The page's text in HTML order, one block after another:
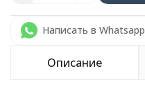
Написать в Whatsapp
Описание